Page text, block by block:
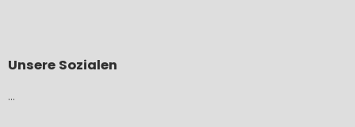
Unsere Sozialen
…